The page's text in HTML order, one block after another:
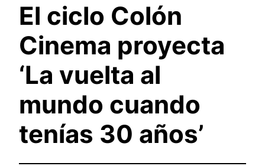
El ciclo Colón
Cinema proyecta
‘La vuelta al
mundo cuando
tenías 30 años’